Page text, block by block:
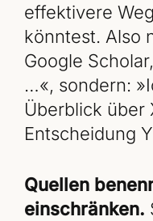
effektivere
könntest. Also
Google
…«, sondern:
Überblick über
Entscheidung
Quellen
einschränken.